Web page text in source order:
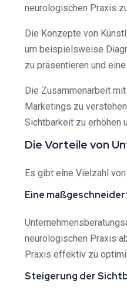
neurologischen Praxis
Die Konzepte von
um beispielsweise
zu präsentieren und
Die Zusammenarbeit
Marketings zu
Sichtbarkeit zu erhöhen
Die Vorteile von
Es gibt eine Vielzahl
Eine
neurologischen Praxis
Praxis effektiv zu
Steigerung der